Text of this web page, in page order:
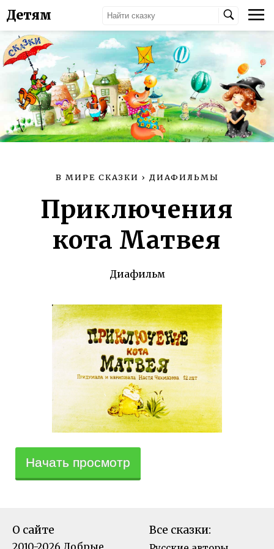
Детям
В МИРЕ СКАЗКИ › ДИАФИЛЬМЫ
Приключения
кота Матвея
Диафильм
Начать просмотр
О сайте
2010-2026 Добрые
Все сказки: